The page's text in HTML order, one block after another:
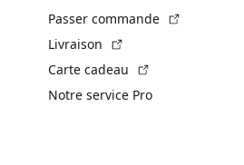
Passer commande
Livraison
Carte cadeau
Notre service Pro